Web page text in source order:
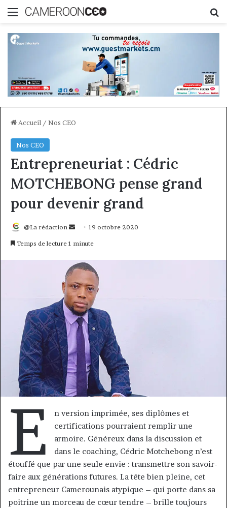
Menu
Accueil / Nos CEO
Nos CEO
Entrepreneuriat : Cédric
MOTCHEBONG pense grand
pour devenir grand
@La rédaction
Envoyer19 octobre 2020
Temps de lecture 1 minute
E
n version imprimée, ses diplômes et
certifications pourraient remplir une
armoire. Généreux dans la discussion et
dans le coaching, Cédric Motchebong n’est
étouffé que par une seule envie : transmettre son savoir-
faire aux générations futures. La tête bien pleine, cet
entrepreneur Camerounais atypique – qui porte dans sa
poitrine un morceau de cœur tendre – brille toujours